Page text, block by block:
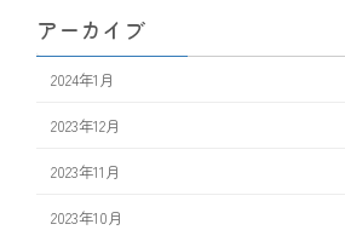
アーカイブ
2024年1月
2023年12月
2023年11月
2023年10月